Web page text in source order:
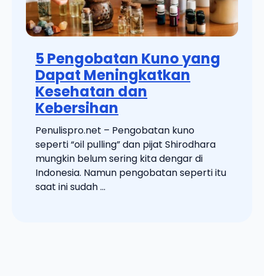
5 Pengobatan Kuno yang
Dapat Meningkatkan
Kesehatan dan
Kebersihan
Penulispro.net – Pengobatan kuno
seperti “oil pulling” dan pijat Shirodhara
mungkin belum sering kita dengar di
Indonesia. Namun pengobatan seperti itu
saat ini sudah ...